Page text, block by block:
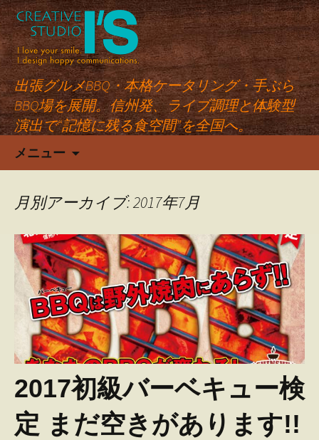
出張グルメBBQ・本格ケータリング・手ぶら
BBQ場を展開。信州発、ライブ調理と体験型
演出で“記憶に残る食空間”を全国へ。
メニュー
ン
へ
ス
キ
ッ
プ
月別アーカイブ: 2017年7月
2017初級バーベキュー検
定 まだ空きがあります!!